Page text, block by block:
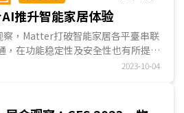
推升智能家居体验
察，Matter打破智能家居各平臺串联
，在功能稳定性及安全性也有所提
可加速开发流程及降低成...2023-10-04